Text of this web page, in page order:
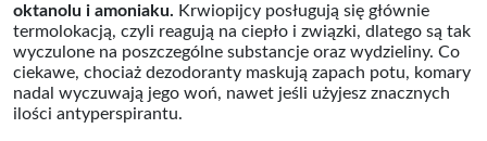
oktanolu i amoniaku. Krwiopijcy posługują się głównie
termolokacją, czyli reagują na ciepło i związki, dlatego są tak
wyczulone na poszczególne substancje oraz wydzieliny. Co
ciekawe, chociaż dezodoranty maskują zapach potu, komary
nadal wyczuwają jego woń, nawet jeśli użyjesz znacznych
ilości antyperspirantu.